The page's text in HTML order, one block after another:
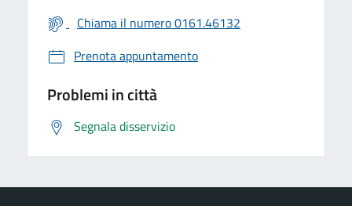
Chiama il numero 0161.46132
Prenota appuntamento
Problemi in città
Segnala disservizio